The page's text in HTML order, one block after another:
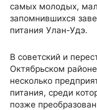
самых молодых,
запомнившихся
питания Улан-Удэ.
В советский и
Октябрьском
несколько
питания, среди
позже